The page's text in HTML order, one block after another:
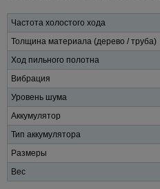
Частота холостого хода
Толщина материала (дерево / труба)
Ход пильного полотна
Вибрация
Уровень шума
Аккумулятор
Тип аккумулятора
Размеры
Вес